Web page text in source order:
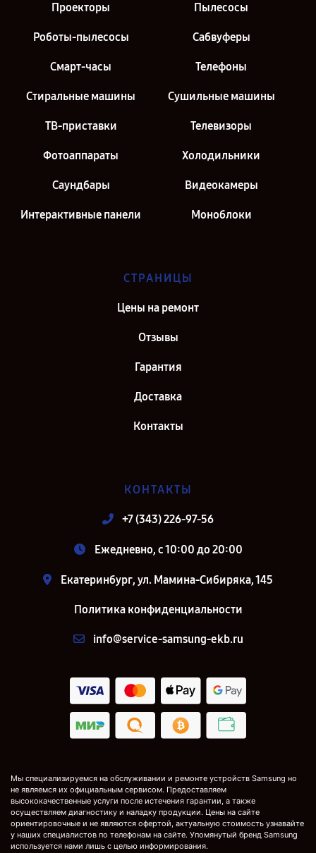
Проекторы Пылесосы
Роботы-пылесосы Сабвуферы
Смарт-часы Телефоны
Стиральные машины Сушильные машины
ТВ-приставки Телевизоры
Фотоаппараты Холодильники
Саундбары Видеокамеры
Интерактивные панели Моноблоки
СТРАНИЦЫ
Цены на ремонт
Отзывы
Гарантия
Доставка
Контакты
КОНТАКТЫ
+7 (343) 226-97-56
Ежедневно, с 10:00 до 20:00
Екатеринбург, ул. Мамина-Сибиряка, 145
Политика конфиденциальности
info@service-samsung-ekb.ru
Мы специализируемся на обслуживании и ремонте устройств Samsung но
не являемся их официальным сервисом. Предоставляем
высококачественные услуги после истечения гарантии, а также
осуществляем диагностику и наладку продукции. Цены на сайте
ориентировочные и не являются офертой, актуальную стоимость узнавайте
у наших специалистов по телефонам на сайте. Упомянутый бренд Samsung
используется нами лишь с целью информирования.